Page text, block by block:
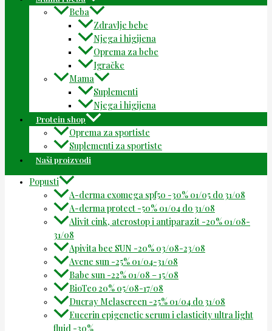
Beba
Zdravlje bebe
Njega i higijena
Oprema za bebe
Igračke
Mama
Suplementi
Njega i higijena
Protein shop
Oprema za sportiste
Suplementi za sportiste
Naši proizvodi
Popusti
A-derma exomega spf50 -30% 01/05 do 31/08
A-derma protect -50% 01/04 do 31/08
Alivit cink, aterostop i antiparazit -20% 01/08-
31/08
Apivita bee SUN -20% 03/08-23/08
Avene sun -25% 01/04-31/08
Babe sun -22% 01/08 – 15/08
BioTeo 20% 05/08-17/08
Ducray Melascreen -25% 01/04 do 31/08
Eucerin epigenetic serum i elasticity ultra light
fluid -30%